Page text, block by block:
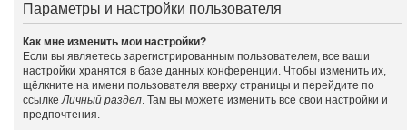
Параметры и настройки пользователя
Как мне изменить мои настройки?
Если вы являетесь зарегистрированным пользователем, все ваши
настройки хранятся в базе данных конференции. Чтобы изменить их,
щёлкните на имени пользователя вверху страницы и перейдите по
ссылкеЛичный раздел. Там вы можете изменить все свои настройки и
предпочтения.